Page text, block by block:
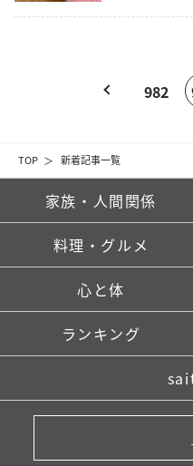
TOP 新着記事一覧
982
家族・人間関係
料理・グルメ
心と体
ランキング